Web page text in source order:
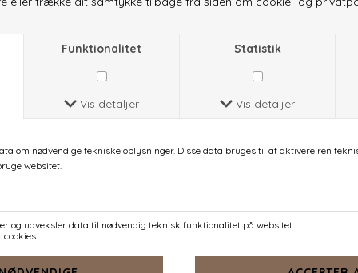
ROSE
DKK 399,-
NAVY STRIPES EMB.
DKK 449,-